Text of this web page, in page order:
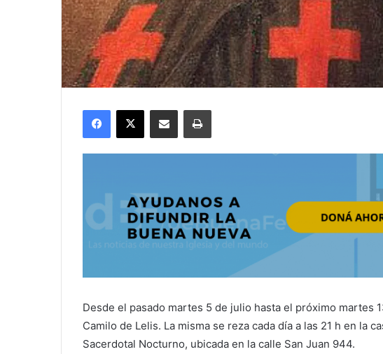
Desde el pasado martes 5 de julio hasta el próximo martes
Camilo de Lelis. La misma se reza cada día a las 21 h en la
Sacerdotal Nocturno, ubicada en la calle San Juan 944.